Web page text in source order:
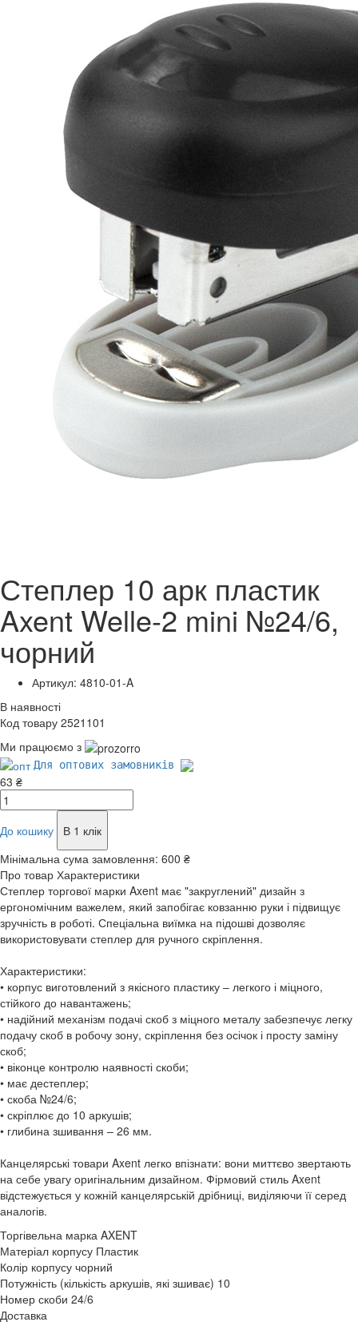
Степлер 10 арк пластик
Axent Welle-2 mini №24/6,
чорний
Артикул: 4810-01-A
В наявності
Код товару 2521101
Ми працюємо з
Для оптових замовників
63 ₴
До кошику
В 1 клік
Мінімальна сума замовлення: 600 ₴
Про товар Характеристики
Степлер торгової марки Axent має "закруглений" дизайн з
ергономічним важелем, який запобігає ковзанню руки і підвищує
зручність в роботі. Спеціальна виїмка на підошві дозволяє
використовувати степлер для ручного скріплення.
Характеристики:
• корпус виготовлений з якісного пластику – легкого і міцного,
стійкого до навантажень;
• надійний механізм подачі скоб з міцного металу забезпечує легку
подачу скоб в робочу зону, скріплення без осічок і просту заміну
скоб;
• віконце контролю наявності скоби;
• має дестеплер;
• скоба №24/6;
• скріплює до 10 аркушів;
• глибина зшивання – 26 мм.
Канцелярські товари Axent легко впізнати: вони миттєво звертають
на себе увагу оригінальним дизайном. Фірмовий стиль Axent
відстежується у кожній канцелярській дрібниці, виділяючи її серед
аналогів.
Торгівельна марка AXENT
Матеріал корпусу Пластик
Колір корпусу чорний
Потужність (кількість аркушів, які зшиває) 10
Номер скоби 24/6
Доставка